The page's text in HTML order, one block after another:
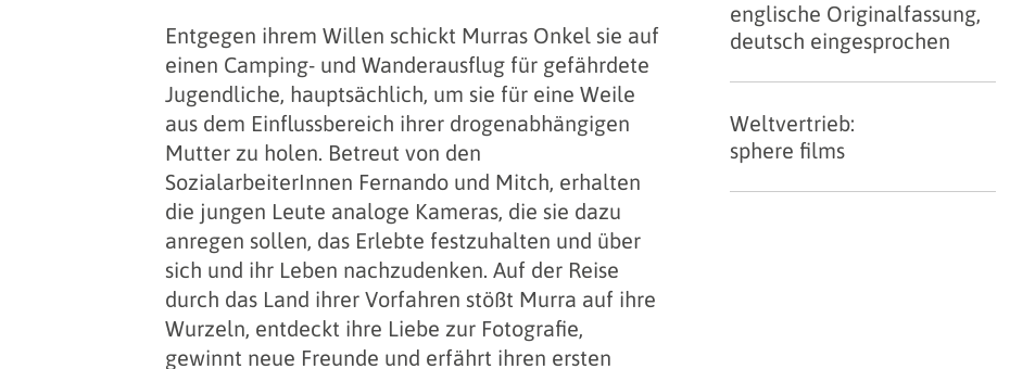
Entgegen ihrem Willen schickt Murras Onkel sie auf
einen Camping- und Wanderausflug für gefährdete
Jugendliche, hauptsächlich, um sie für eine Weile
aus dem Einflussbereich ihrer drogenabhängigen
Mutter zu holen. Betreut von den
SozialarbeiterInnen Fernando und Mitch, erhalten
die jungen Leute analoge Kameras, die sie dazu
anregen sollen, das Erlebte festzuhalten und über
sich und ihr Leben nachzudenken. Auf der Reise
durch das Land ihrer Vorfahren stößt Murra auf ihre
Wurzeln, entdeckt ihre Liebe zur Fotografie,
gewinnt neue Freunde und erfährt ihren ersten
englische Originalfassung,
deutsch eingesprochen
Weltvertrieb:
sphere films